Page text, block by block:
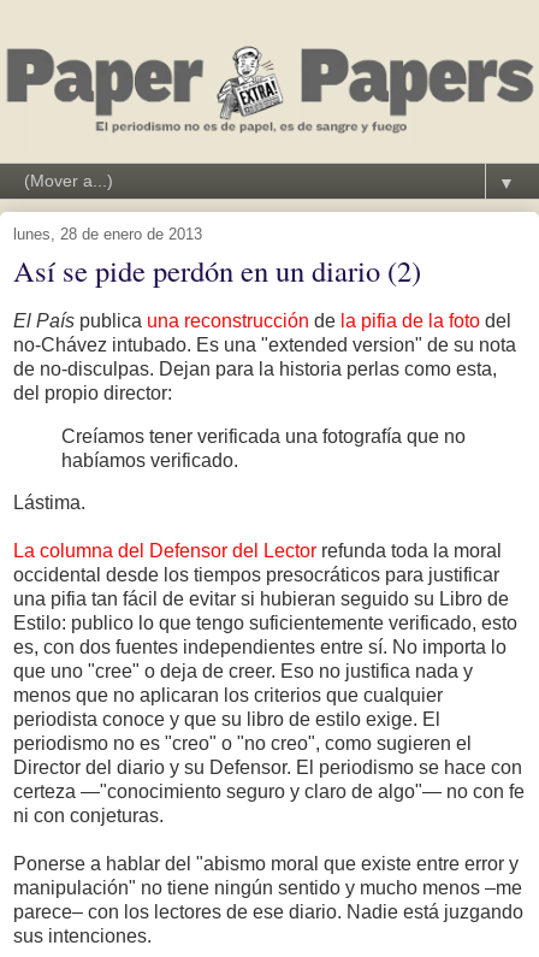
▼
lunes, 28 de enero de 2013
Así se pide perdón en un diario (2)
El País publica una reconstrucción de la pifia de la foto del
no-Chávez intubado. Es una "extended version" de su nota
de no-disculpas. Dejan para la historia perlas como esta,
del propio director:
Creíamos tener verificada una fotografía que no
habíamos verificado.
Lástima.
La columna del Defensor del Lector refunda toda la moral
occidental desde los tiempos presocráticos para justificar
una pifia tan fácil de evitar si hubieran seguido su Libro de
Estilo: publico lo que tengo suficientemente verificado, esto
es, con dos fuentes independientes entre sí. No importa lo
que uno "cree" o deja de creer. Eso no justifica nada y
menos que no aplicaran los criterios que cualquier
periodista conoce y que su libro de estilo exige. El
periodismo no es "creo" o "no creo", como sugieren el
Director del diario y su Defensor. El periodismo se hace con
certeza —"conocimiento seguro y claro de algo"— no con fe
ni con conjeturas.
Ponerse a hablar del "abismo moral que existe entre error y
manipulación" no tiene ningún sentido y mucho menos –me
parece– con los lectores de ese diario. Nadie está juzgando
sus intenciones.